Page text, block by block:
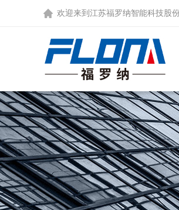
欢迎来到 江苏福罗纳智能科技股